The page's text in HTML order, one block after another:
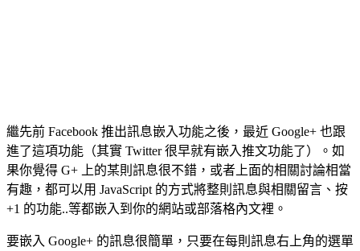
繼先前 Facebook 推出訊息嵌入功能之後，最近 Google+ 也跟
進了這項功能（其實 Twitter 很早就有嵌入推文功能了）。如
果你覺得 G+ 上的某則訊息很不錯，或者上面的相關討論相當
有趣，都可以用 JavaScript 的方式將整則訊息與相關留言、按
+1 的功能..等都嵌入到你的網站或部落格內文裡。
要嵌入 Google+ 的訊息很簡單，只要在每則訊息右上角的選單